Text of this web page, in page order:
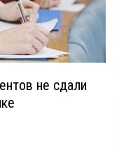
не сдали